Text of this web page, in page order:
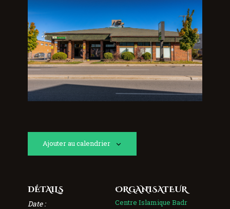
Ajouter au calendrier
DÉTAILS
Date :
ORGANISATEUR
Centre Islamique Badr